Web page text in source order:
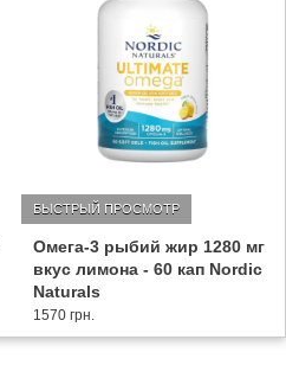
Омега-3 рыбий жир 1280 мг
вкус лимона - 60 кап Nordic
Naturals
БЫСТРЫЙ ПРОСМОТР
1570 грн.